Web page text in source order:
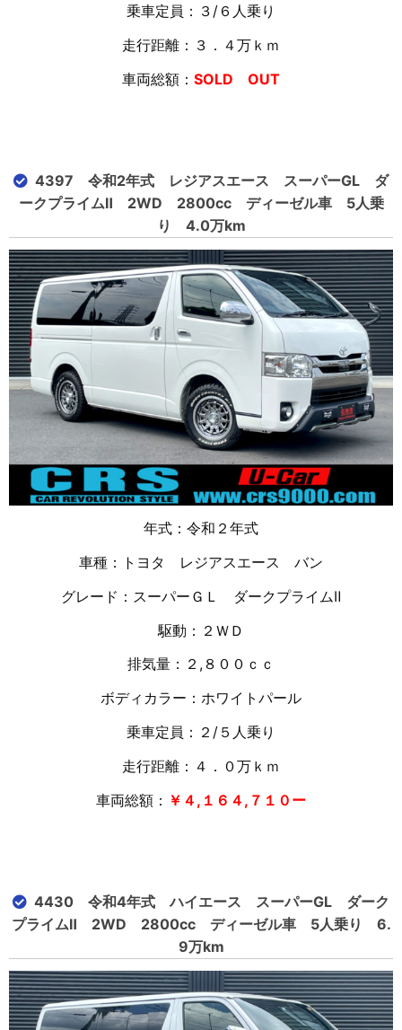
乗車定員：３/６人乗り
走行距離：３．４万ｋｍ
車両総額： SOLD OUT
4397 令和2年式 レジアスエース スーパーGL ダ
ークプライムⅡ 2WD 2800cc ディーゼル車 5人乗
り 4.0万km
年式：令和２年式
車種：トヨタ レジアスエース バン
グレード：スーパーＧＬ ダークプライムⅡ
駆動：２ＷＤ
排気量：２,８００ｃｃ
ボディカラー：ホワイトパール
乗車定員：２/５人乗り
走行距離：４．０万ｋｍ
車両総額： ￥４,１６４,７１０ー
4430 令和4年式 ハイエース スーパーGL ダーク
プライムⅡ 2WD 2800cc ディーゼル車 5人乗り 6.
9万km